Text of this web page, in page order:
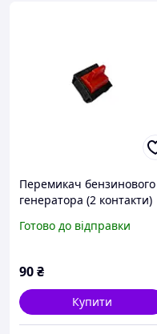
Перемикач бензинового
генератора (2 контакти)
Готово до відправки
90₴
Купити